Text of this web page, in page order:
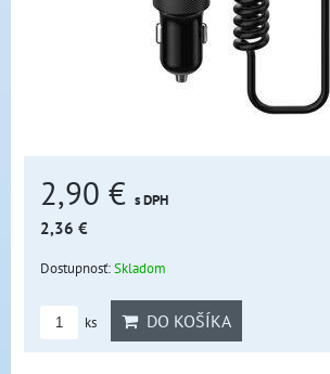
2,90 € s DPH
2,36 €
Dostupnosť:Skladom
ks DO KOŠÍKA